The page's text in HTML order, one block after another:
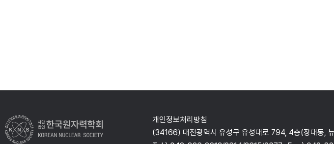
개인정보처리방침
(34166) 대전광역시 유성구 유성대로 794, 4층(장대동,